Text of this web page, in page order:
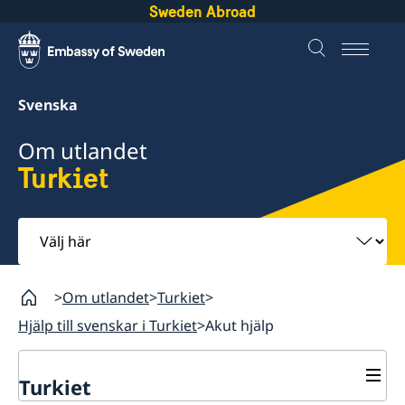
Sweden Abroad
Svenska
Om utlandet
Turkiet
Välj
här
Om utlandet Turkiet
Hjälp till svenskar i Turkiet Akut hjälp
Turkiet